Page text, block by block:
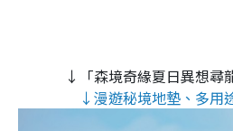
↓「森境奇緣夏日異想尋
↓漫遊秘境地墊、多用